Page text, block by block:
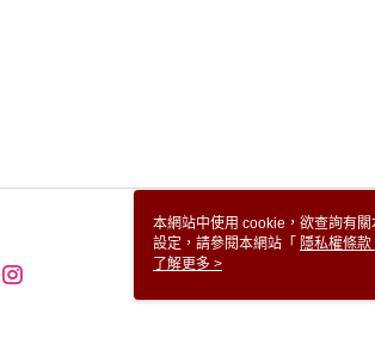
本網站中使用 cookie，欲查詢有
設定，請參閱本網站「 隱私權條款
使用 cookie。
了解更多 >